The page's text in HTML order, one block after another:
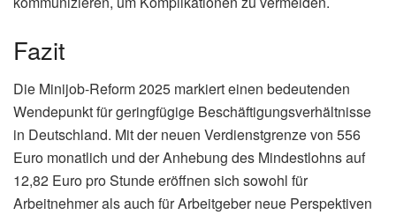
Fazit
Die Minijob-Reform 2025 markiert einen bedeutenden
Wendepunkt für geringfügige Beschäftigungsverhältnisse
in Deutschland. Mit der neuen Verdienstgrenze von 556
Euro monatlich und der Anhebung des Mindestlohns auf
12,82 Euro pro Stunde eröffnen sich sowohl für
Arbeitnehmer als auch für Arbeitgeber neue Perspektiven